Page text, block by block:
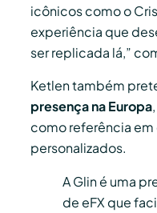
icônicos como o
experiência que
ser replicada lá,”
Ketlen também
presença na Europa
como referência
personalizados.
A Glin é uma
de eFX que